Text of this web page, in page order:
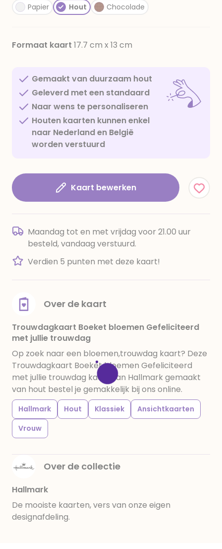
Papier Hout Chocolade
Formaat kaart 17.7 cm x 13 cm
Gemaakt van duurzaam hout
Geleverd met een standaard
Naar wens te personaliseren
Houten kaarten kunnen enkel
naar Nederland en België
worden verstuurd
Kaart bewerken
Maandag tot en met vrijdag voor 21.00 uur
besteld, vandaag verstuurd.
Verdien 5 punten met deze kaart!
Over de kaart
Trouwdagkaart Boeket bloemen Gefeliciteerd
met jullie trouwdag
Op zoek naar een bloemen,trouwdag kaart? Deze
Trouwdagkaart Boeket bloemen Gefeliciteerd
met jullie trouwdag kaart van Hallmark gemaakt
van hout bestel je gemakkelijk bij ons online.
Hallmark Hout Klassiek
Ansichtkaarten
Vrouw
Over de collectie
Hallmark
De mooiste kaarten, vers van onze eigen
designafdeling.